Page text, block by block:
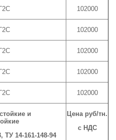
102000
102000
102000
102000
102000
и
ТУ 14-161-148-94
Цена руб/тн.
с НДС